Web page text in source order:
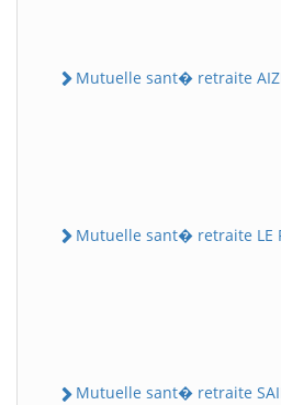
Mutuelle sant� retraite
Mutuelle sant� retraite LE
Mutuelle sant� retraite